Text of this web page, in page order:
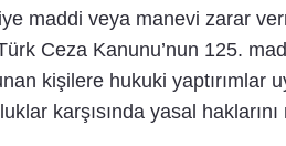
maddi veya manevi zarar
Ceza Kanunu’nun 125.
kişilere hukuki yaptırımlar
karşısında yasal